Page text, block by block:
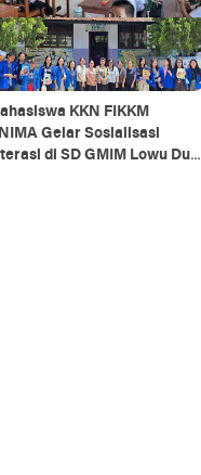
KKN FIKKM
Gelar Sosialisasi
di SD GMIM Lowu Dua